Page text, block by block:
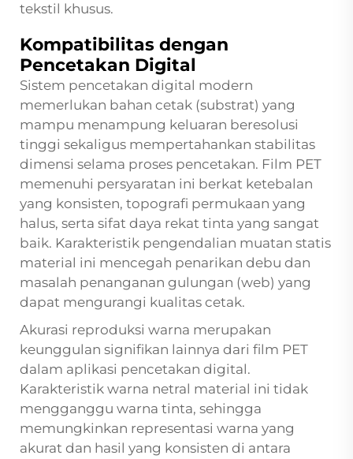
tekstil khusus.
Kompatibilitas dengan
Pencetakan Digital
Sistem pencetakan digital modern
memerlukan bahan cetak (substrat) yang
mampu menampung keluaran beresolusi
tinggi sekaligus mempertahankan stabilitas
dimensi selama proses pencetakan. Film PET
memenuhi persyaratan ini berkat ketebalan
yang konsisten, topografi permukaan yang
halus, serta sifat daya rekat tinta yang sangat
baik. Karakteristik pengendalian muatan statis
material ini mencegah penarikan debu dan
masalah penanganan gulungan (web) yang
dapat mengurangi kualitas cetak.
Akurasi reproduksi warna merupakan
keunggulan signifikan lainnya dari film PET
dalam aplikasi pencetakan digital.
Karakteristik warna netral material ini tidak
mengganggu warna tinta, sehingga
memungkinkan representasi warna yang
akurat dan hasil yang konsisten di antara